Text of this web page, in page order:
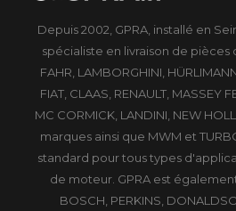
Depuis 2002, GPRA, installé en
spécialiste en livraison de pièces
FAHR, LAMBORGHINI,
FIAT, CLAAS, RENAULT, MASSEY
MC CORMICK, LANDINI, NEW
marques ainsi que MWM et
standard pour tous types
de moteur. GPRA est
BOSCH, PERKINS,